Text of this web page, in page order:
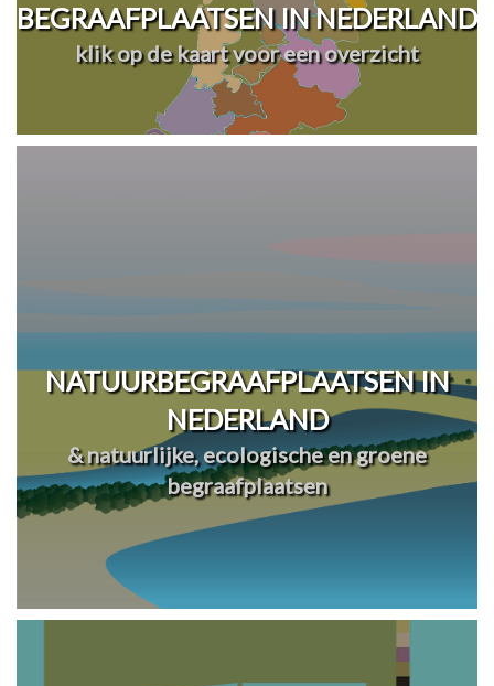
BEGRAAFPLAATSEN IN NEDERLAND
klik op de kaart voor een overzicht
NATUURBEGRAAFPLAATSEN IN
NEDERLAND
& natuurlijke, ecologische en groene
begraafplaatsen